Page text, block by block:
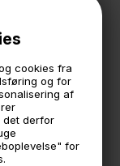
cookies fra
og for
af
det derfor
for
du også kan
ikke klistrer